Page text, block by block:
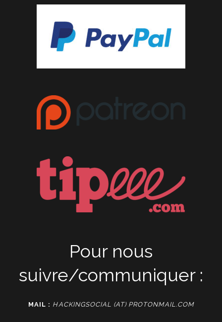
Pour nous
suivre/communiquer :
MAIL : HACKINGSOCIAL (AT) PROTONMAIL.COM